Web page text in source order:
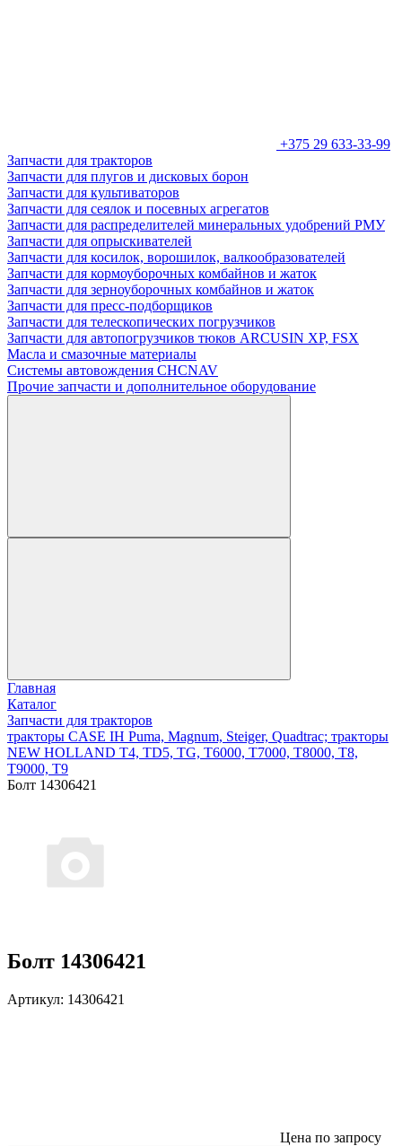
+375 29 633-33-99
Запчасти для тракторов
Запчасти для плугов и дисковых борон
Запчасти для культиваторов
Запчасти для сеялок и посевных агрегатов
Запчасти для распределителей минеральных удобрений РМУ
Запчасти для опрыскивателей
Запчасти для косилок, ворошилок, валкообразователей
Запчасти для кормоуборочных комбайнов и жаток
Запчасти для зерноуборочных комбайнов и жаток
Запчасти для пресс-подборщиков
Запчасти для телескопических погрузчиков
Запчасти для автопогрузчиков тюков ARCUSIN XP, FSX
Масла и смазочные материалы
Системы автовождения CHCNAV
Прочие запчасти и дополнительное оборудование
Главная
Каталог
Запчасти для тракторов
тракторы CASE IH Puma, Magnum, Steiger, Quadtrac; тракторы
NEW HOLLAND T4, TD5, TG, T6000, T7000, T8000, T8,
T9000, T9
Болт 14306421
Болт 14306421
Артикул: 14306421
Цена по запросу